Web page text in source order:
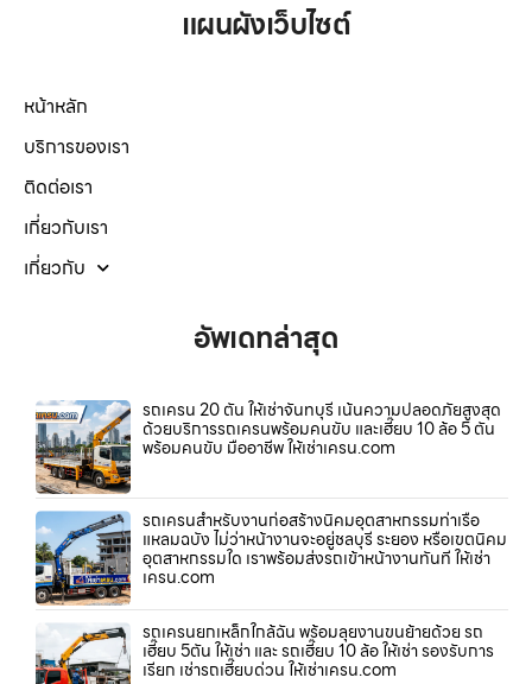
แผนผังเว็บไซต์
หน้าหลัก
บริการของเรา
ติดต่อเรา
เกี่ยวกับเรา
เกี่ยวกับ
อัพเดทล่าสุด
รถเครน 20 ตัน ให้เช่าจันทบุรี เน้นความปลอดภัยสูงสุด
ด้วยบริการรถเครนพร้อมคนขับ และเฮี๊ยบ 10 ล้อ 5 ตัน
พร้อมคนขับ มืออาชีพ ให้เช่าเครน.com
รถเครนสำหรับงานก่อสร้างนิคมอุตสาหกรรมท่าเรือ
แหลมฉบัง ไม่ว่าหน้างานจะอยู่ชลบุรี ระยอง หรือเขตนิคม
อุตสาหกรรมใด เราพร้อมส่งรถเข้าหน้างานทันที ให้เช่า
เครน.com
รถเครนยกเหล็กใกล้ฉัน พร้อมลุยงานขนย้ายด้วย รถ
เฮี๊ยบ 5ตัน ให้เช่า และ รถเฮี๊ยบ 10 ล้อ ให้เช่า รองรับการ
เรียก เช่ารถเฮี๊ยบด่วน ให้เช่าเครน.com